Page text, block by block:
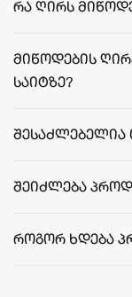
რეგიონები:
რა ღირს
მიწოდების
საიტზე?
შესაძლებელია
შეიძლება
როგორ ხდება